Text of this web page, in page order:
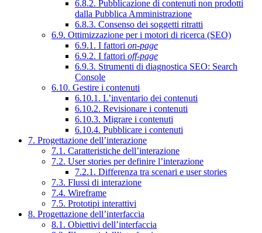
6.8.2. Pubblicazione di contenuti non prodotti
dalla Pubblica Amministrazione
6.8.3. Consenso dei soggetti ritratti
6.9. Ottimizzazione per i motori di ricerca (SEO)
6.9.1. I fattori on-page
6.9.2. I fattori off-page
6.9.3. Strumenti di diagnostica SEO: Search
Console
6.10. Gestire i contenuti
6.10.1. L’inventario dei contenuti
6.10.2. Revisionare i contenuti
6.10.3. Migrare i contenuti
6.10.4. Pubblicare i contenuti
7. Progettazione dell’interazione
7.1. Caratteristiche dell’interazione
7.2. User stories per definire l’interazione
7.2.1. Differenza tra scenari e user stories
7.3. Flussi di interazione
7.4. Wireframe
7.5. Prototipi interattivi
8. Progettazione dell’interfaccia
8.1. Obiettivi dell’interfaccia